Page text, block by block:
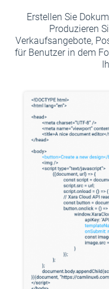
Erstellen Sie
Produzieren
Verkaufsangebote,
für Benutzer in dem